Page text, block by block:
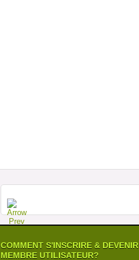
COMMENT S'INSCRIRE & DEVENIR
MEMBRE UTILISATEUR?